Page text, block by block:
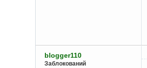
blogger110
Заблокований